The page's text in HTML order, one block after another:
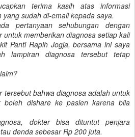
terima kasih atas informasi
sudah di-email kepada saya.
pertanyaan sehubungan dengan
untuk memberikan diagnosa setiap kali
Panti Rapih Jogja, bersama ini saya
lampiran diagnosa tersebut tetap
tersebut bahwa diagnosa adalah untuk
boleh dishare ke pasien karena bila
dokter bisa dituntut penjara
denda sebesar Rp 200 juta.